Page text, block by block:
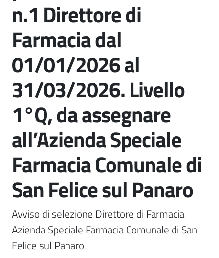
p
p
u
n
t
S
a
n
f
e
l
c
i
a
n
n.1 Direttore di
Farmacia dal
01/01/2026 al
31/03/2026. Livello
1°Q, da assegnare
all’Azienda Speciale
Farmacia Comunale di
San Felice sul Panaro
Avviso di selezione Direttore di Farmacia
Azienda Speciale Farmacia Comunale di San
Felice sul Panaro